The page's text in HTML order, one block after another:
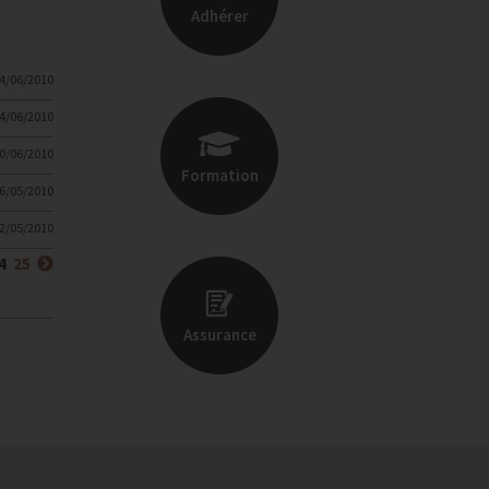
06/2010
06/2010
06/2010
05/2010
05/2010
25 (courante)
Adhérer
Formation
Assurance